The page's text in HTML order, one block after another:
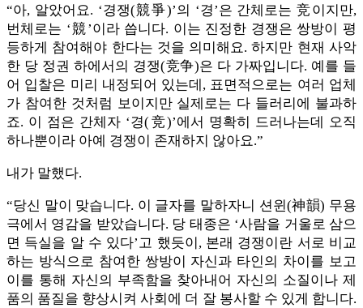
“아, 알았어요. ‘경쟁(競爭)’의 ‘경’은 간체로는 竞이지만,
번체로는 ‘競’이라 씁니다. 이는 진정한 경쟁은 쌍방이 평
등하게 참여해야 한다는 것을 의미해요. 하지만 현재 사악
한 당 정권 하에서의 경쟁(竞争)은 다 가짜입니다. 예를 들
어 입찰은 미리 내정되어 있는데, 표면적으로는 여러 업체
가 참여한 것처럼 보이지만 실제로는 다 들러리에 불과하
죠. 이 점은 간체자 ‘경(竞)’에서 명확히 드러나는데 오직
하나뿐이라 아예 경쟁이 존재하지 않아요.”
내가 말했다.
“당신 말이 맞습니다. 이 글자를 말하자니 션윈(神韻) 무용
극에서 영감을 받았습니다. 당 태종은 ‘사람을 거울로 삼으
면 득실을 알 수 있다’고 했듯이, 본래 경쟁이란 서로 비교
하는 방식으로 참여한 쌍방이 자신과 타인의 차이를 보고
이를 통해 자신의 부족함을 찾아내어 자신의 소질이나 제
품의 품질을 향상시켜 사회에 더 잘 봉사할 수 있게 합니다.